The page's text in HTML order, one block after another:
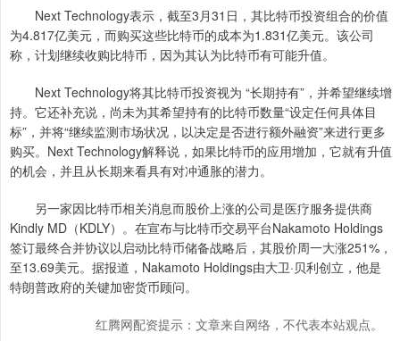
Next Technology表示，截至3月31日，其比特币投资组合的价值
为4.817亿美元，而购买这些比特币的成本为1.831亿美元。该公司
称，计划继续收购比特币，因为其认为比特币有可能升值。
Next Technology将其比特币投资视为 “长期持有”，并希望继续增
持。它还补充说，尚未为其希望持有的比特币数量“设定任何具体目
标”，并将“继续监测市场状况，以决定是否进行额外融资”来进行更多
购买。Next Technology解释说，如果比特币的应用增加，它就有升值
的机会，并且从长期来看具有对冲通胀的潜力。
另一家因比特币相关消息而股价上涨的公司是医疗服务提供商
Kindly MD（KDLY）。在宣布与比特币交易平台Nakamoto Holdings
签订最终合并协议以启动比特币储备战略后，其股价周一大涨251%，
至13.69美元。据报道，Nakamoto Holdings由大卫·贝利创立，他是
特朗普政府的关键加密货币顾问。
红腾网配资提示：文章来自网络，不代表本站观点。